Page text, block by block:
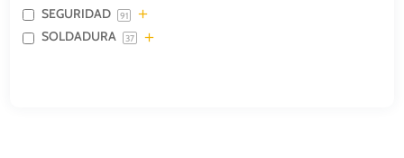
SEGURIDAD 91
SOLDADURA 37